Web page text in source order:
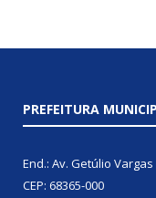
PREFEITURA
End.: Av. Getúlio Vargas
CEP: 68365-000